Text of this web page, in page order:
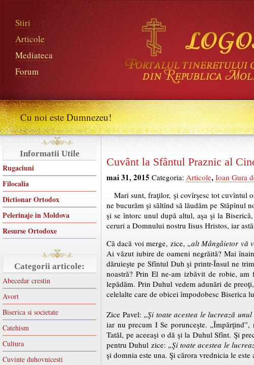
Stiri
Articole
Mediateca
Forum
Cu noi este Dumnezeu!
Informatii Utile
Rugaciuni
Filocalia
Dictionar Ortodox
Pelerinaje in Moldova
Resurse Ortodoxe
Categorii articole:
Abecedar crestin
Avort
Biserica si societate
Catehism
Cultura
Cuvinte duhovnicesti
Cuvânt la Sfântul Praznic al
mai 31, 2015 Categoria: Articole, Ioan Gura
Mari sunt, fraţilor, şi covîrşesc tot cuvîntul
ne bucurăm şi săltînd să lăudăm pe Stăpînul
şi se întorc unul după altul, aşa şi la
ceruri a Domnului nostru Iisus Hristos, iar
Că dacă voi merge, zice, „alt Mângâietor vă
Ai văzut iubire de oameni negrăită? Mai
dăruieşte pe Sfîntul Duh şi printr-Însul ne
noastră? Prin El ne-am izbăvit de robie,
lepădăm. Prin Duhul vedem adunări de
celelalte care de obicei împodobesc Biserica
Zice Pavel: „Şi toate acestea le lucrează
iar nu precum I Se porunceşte.
Tatăl, pe aceeaşi o dă şi la Duhul Sfînt. Şi
pentru Duhul zice: „Şi toate acestea le
şi domnia este una. Şi cărora vrednicia le este